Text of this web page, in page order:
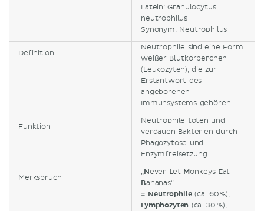
Latein: Granulocytus
neutrophilus
Synonym: Neutrophilus
Definition
Neutrophile sind eine Form
weißer Blutkörperchen
(Leukozyten), die zur
Erstantwort des
angeborenen
Immunsystems gehören.
Funktion
Neutrophile töten und
verdauen Bakterien durch
Phagozytose und
Enzymfreisetzung.
Merkspruch
„Never Let Monkeys Eat
Bananas“
= Neutrophile(ca. 60 %),
Lymphozyten (ca. 30 %),